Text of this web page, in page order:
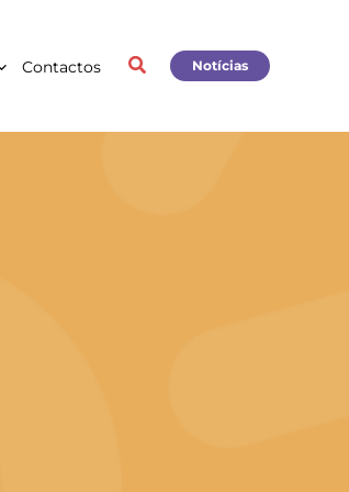
Contactos Notícias